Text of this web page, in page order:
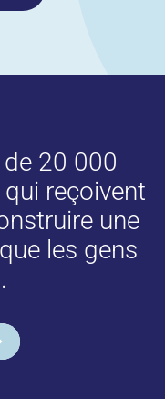
20 000
qui reçoivent
une
les gens